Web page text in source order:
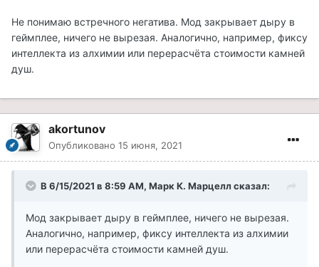
Не понимаю встречного негатива. Мод закрывает дыру в
геймплее, ничего не вырезая. Аналогично, например, фиксу
интеллекта из алхимии или перерасчёта стоимости камней
душ.
akortunov
Опубликовано 15 июня, 2021
В 6/15/2021 в 8:59 AM, Марк К. Марцелл сказал:
Мод закрывает дыру в геймплее, ничего не вырезая.
Аналогично, например, фиксу интеллекта из алхимии
или перерасчёта стоимости камней душ.